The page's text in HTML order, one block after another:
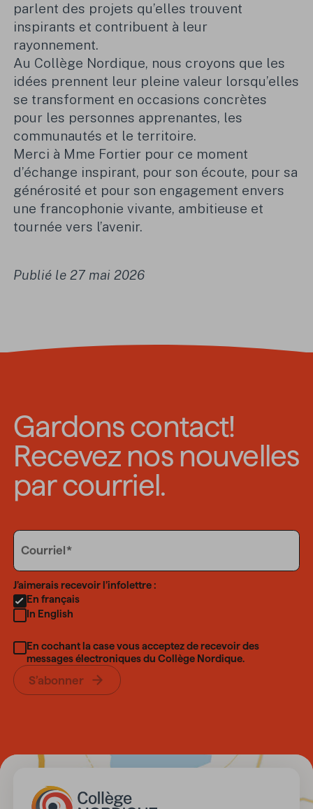
parlent des projets qu’elles trouvent
inspirants et contribuent à leur
rayonnement.
Au Collège Nordique, nous croyons que les
idées prennent leur pleine valeur lorsqu’elles
se transforment en occasions concrètes
pour les personnes apprenantes, les
communautés et le territoire.
Merci à Mme Fortier pour ce moment
d’échange inspirant, pour son écoute, pour sa
générosité et pour son engagement envers
une francophonie vivante, ambitieuse et
tournée vers l’avenir.
Publié le 27 mai 2026
Gardons contact!
Recevez nos nouvelles
par courriel.
Email
Courriel
Language
J’aimerais recevoir l’infolettre :
En français
In English
En cochant la case vous acceptez de recevoir des
messages électroniques du Collège Nordique.
S’abonner